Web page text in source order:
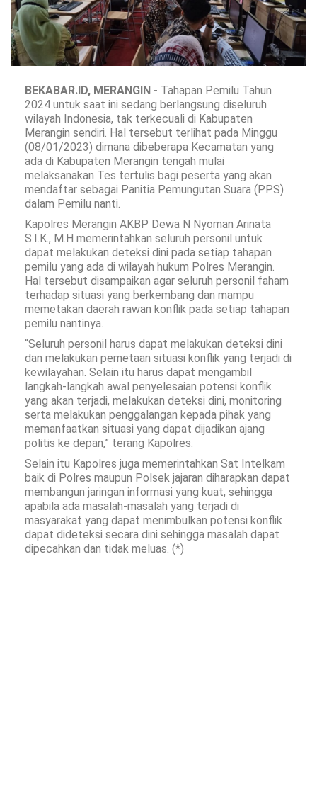
BEKABAR.ID, MERANGIN - Tahapan Pemilu Tahun
2024 untuk saat ini sedang berlangsung diseluruh
wilayah Indonesia, tak terkecuali di Kabupaten
Merangin sendiri. Hal tersebut terlihat pada Minggu
(08/01/2023) dimana dibeberapa Kecamatan yang
ada di Kabupaten Merangin tengah mulai
melaksanakan Tes tertulis bagi peserta yang akan
mendaftar sebagai Panitia Pemungutan Suara (PPS)
dalam Pemilu nanti.
Kapolres Merangin AKBP Dewa N Nyoman Arinata
S.I.K., M.H memerintahkan seluruh personil untuk
dapat melakukan deteksi dini pada setiap tahapan
pemilu yang ada di wilayah hukum Polres Merangin.
Hal tersebut disampaikan agar seluruh personil faham
terhadap situasi yang berkembang dan mampu
memetakan daerah rawan konflik pada setiap tahapan
pemilu nantinya.
“Seluruh personil harus dapat melakukan deteksi dini
dan melakukan pemetaan situasi konflik yang terjadi di
kewilayahan. Selain itu harus dapat mengambil
langkah-langkah awal penyelesaian potensi konflik
yang akan terjadi, melakukan deteksi dini, monitoring
serta melakukan penggalangan kepada pihak yang
memanfaatkan situasi yang dapat dijadikan ajang
politis ke depan,” terang Kapolres.
Selain itu Kapolres juga memerintahkan Sat Intelkam
baik di Polres maupun Polsek jajaran diharapkan dapat
membangun jaringan informasi yang kuat, sehingga
apabila ada masalah-masalah yang terjadi di
masyarakat yang dapat menimbulkan potensi konflik
dapat dideteksi secara dini sehingga masalah dapat
dipecahkan dan tidak meluas. (*)